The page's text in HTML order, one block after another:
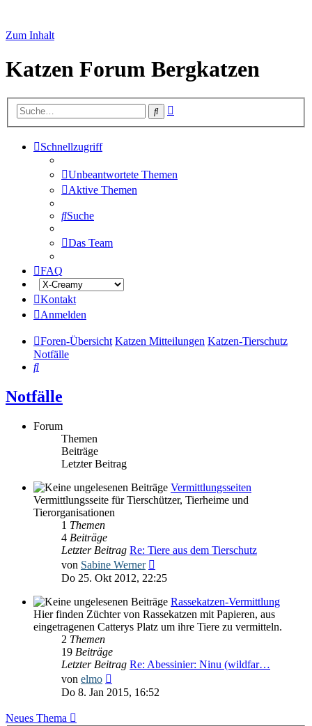
Zum Inhalt
Katzen Forum Bergkatzen
Suche
Schnellzugriff
Unbeantwortete Themen
Aktive Themen
Suche
Das Team
FAQ
Kontakt
Anmelden
Foren-Übersicht Katzen Mitteilungen Katzen-Tierschutz
Notfälle
Suche
Notfälle
Forum
Themen
Beiträge
Letzter Beitrag
Vermittlungsseiten
Vermittlungsseite für Tierschützer, Tierheime und
Tierorganisationen
1 Themen
4 Beiträge
Letzter Beitrag Re: Tiere aus dem Tierschutz
von Sabine Werner
Beitrag
Do 25. Okt 2012, 22:25
Rassekatzen-Vermittlung
Hier finden Züchter von Rassekatzen mit Papieren, aus
eingetragenen Catterys Platz um ihre Tiere zu vermitteln.
2 Themen
19 Beiträge
Letzter Beitrag Re: Abessinier: Ninu (wildfar…
von elmo
Beitrag
Do 8. Jan 2015, 16:52
Neues Thema